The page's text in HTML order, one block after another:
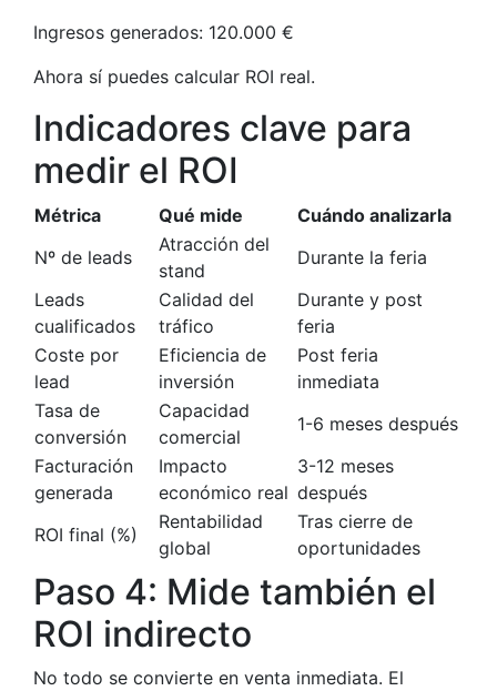
Ingresos generados: 120.000 €
Ahora sí puedes calcular ROI real.
Indicadores clave para
medir el ROI
Métrica Qué mide
Cuándo analizarla
Nº de leads
Atracción del
stand
Durante la feria
Leads
cualificados
Calidad del
tráfico
Durante y post
feria
Coste por
lead
Eficiencia de
inversión
Post feria
inmediata
Tasa de
conversión
Capacidad
comercial
1-6 meses después
Facturación
generada
Impacto
económico real
3-12 meses
después
ROI final (%)
Rentabilidad
global
Tras cierre de
oportunidades
Paso 4: Mide también el
ROI indirecto
No todo se convierte en venta inmediata. El